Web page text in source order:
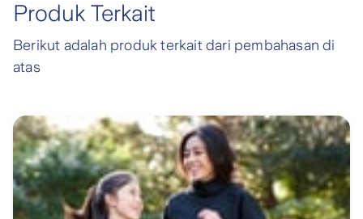
Produk Terkait
Berikut adalah produk terkait dari pembahasan di
atas